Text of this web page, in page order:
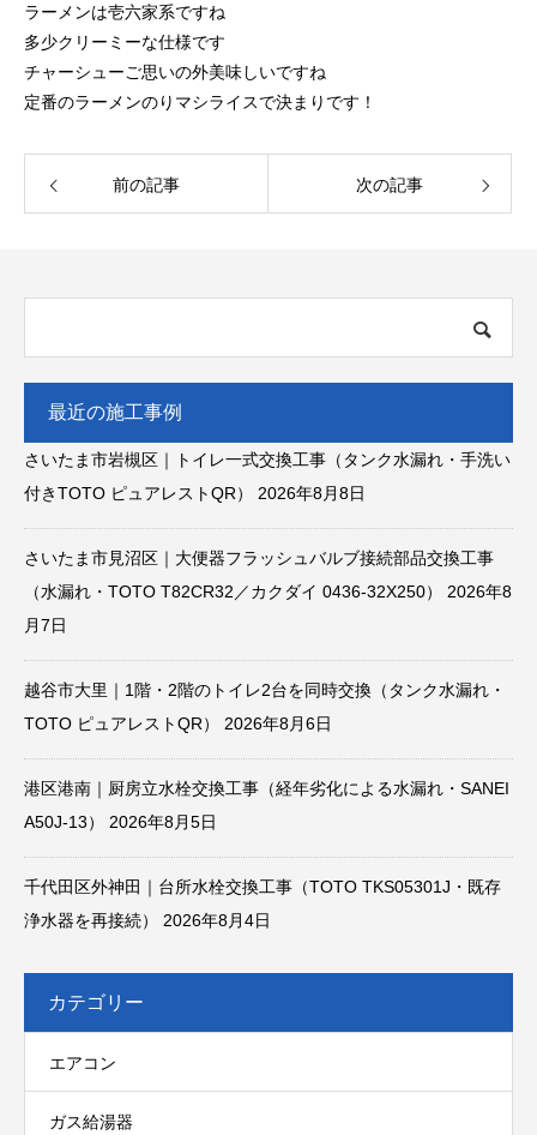
ラーメンは壱六家系ですね
多少クリーミーな仕様です
チャーシューご思いの外美味しいですね
定番のラーメンのりマシライスで決まりです！
前の記事 次の記事
最近の施工事例
さいたま市岩槻区｜トイレ一式交換工事（タンク水漏れ・手洗い
付きTOTO ピュアレストQR）
2026年8月8日
さいたま市見沼区｜大便器フラッシュバルブ接続部品交換工事
（水漏れ・TOTO T82CR32／カクダイ 0436-32X250）
2026年8
月7日
越谷市大里｜1階・2階のトイレ2台を同時交換（タンク水漏れ・
TOTO ピュアレストQR）
2026年8月6日
港区港南｜厨房立水栓交換工事（経年劣化による水漏れ・SANEI
A50J-13）
2026年8月5日
千代田区外神田｜台所水栓交換工事（TOTO TKS05301J・既存
浄水器を再接続）
2026年8月4日
カテゴリー
エアコン
ガス給湯器